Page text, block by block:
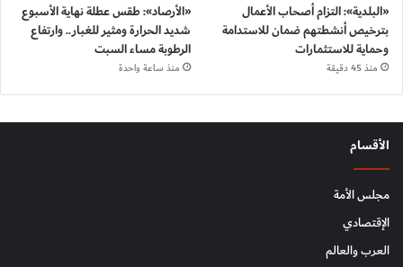
«البلدية»: التزام أصحاب الأعمال
بترخيص أنشطتهم ضمان للاستدامة
وحماية للاستثمارات
منذ 45 دقيقة
«الأرصاد»: طقس عطلة نهاية الأسبوع
شديد الحرارة ومثير للغبار.. وارتفاع
الرطوبة مساء السبت
منذ ساعة واحدة
الأقسام
مجلس الأمة
الإقتصادي
العرب والعالم